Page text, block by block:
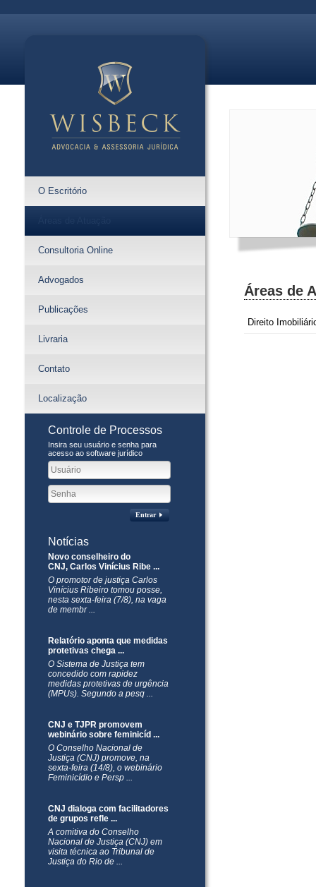
O Escritório
Consultoria Online
Advogados
Publicações
Livraria
Contato
Localização
Controle de Processos
Insira seu usuário e senha para
acesso ao software jurídico
Entrar
Notícias
Novo conselheiro do
CNJ, Carlos Vinícius Ribe ...
O promotor de justiça Carlos
Vinícius Ribeiro tomou posse,
nesta sexta-feira (7/8), na vaga
de membr ...
Relatório aponta que medidas
protetivas chega ...
O Sistema de Justiça tem
concedido com rapidez
medidas protetivas de urgência
(MPUs). Segundo a pesq ...
CNJ e TJPR promovem
webinário sobre feminicíd ...
O Conselho Nacional de
Justiça (CNJ) promove, na
sexta-feira (14/8), o webinário
Feminicídio e Persp ...
CNJ dialoga com facilitadores
de grupos refle ...
A comitiva do Conselho
Nacional de Justiça (CNJ) em
visita técnica ao Tribunal de
Justiça do Rio de ...
Áreas de
Direito